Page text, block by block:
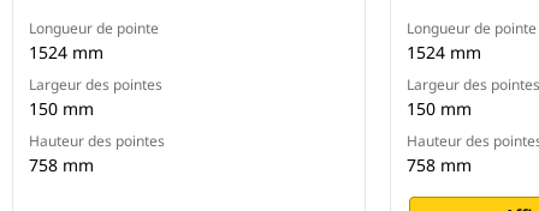
Longueur de pointe
1524 mm
Largeur des pointes
150 mm
Hauteur des pointes
758 mm
Longueur de pointe
1524 mm
Largeur des pointes
150 mm
Hauteur des
758 mm